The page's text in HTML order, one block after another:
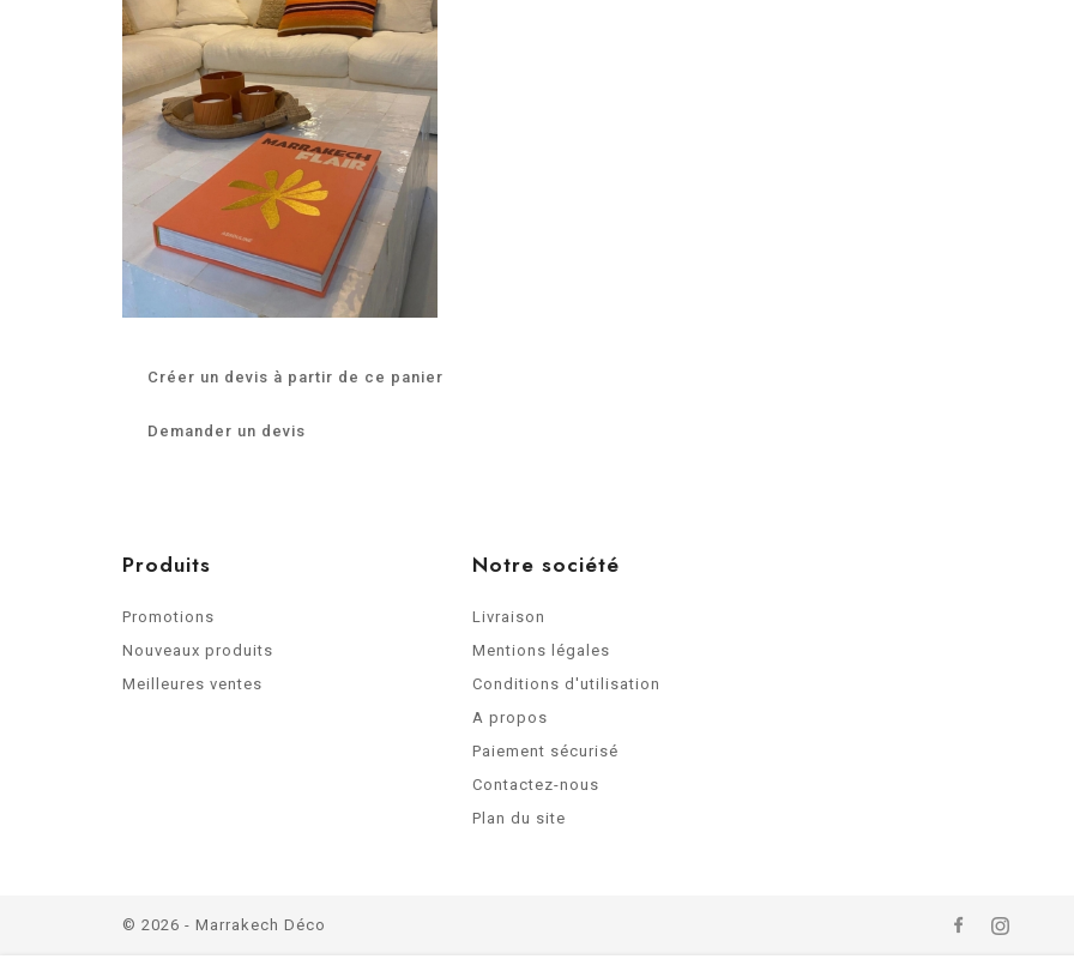
Créer un devis à partir de ce panier
Demander un devis
Produits
Promotions
Nouveaux produits
Meilleures ventes
Notre société
Livraison
Mentions légales
Conditions d'utilisation
A propos
Paiement sécurisé
Contactez-nous
Plan du site
© 2026 - Marrakech Déco